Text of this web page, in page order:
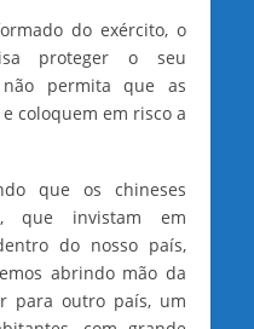
do exército, o
proteger o seu
permita que as
coloquem em risco a
que os chineses
que invistam em
do nosso país,
abrindo mão da
para outro país, um